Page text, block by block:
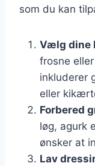
som du kan
Vælg dine
frosne
inkluderer
eller
Forbered
løg, agurk
ønsker at
Lav